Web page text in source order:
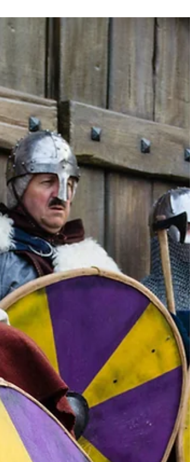
在美国，尤其是纽约州，依法出庭是每位被
或当事人不可推卸的义务。无论是刑事案件
民事诉讼、移民听证或家庭法庭事务，逃庭
（Failure to Appear）都会引发严重法律后
果。 DERUN.COM 陈律师在 本文将系统讲解
“ 美国逃庭后果...